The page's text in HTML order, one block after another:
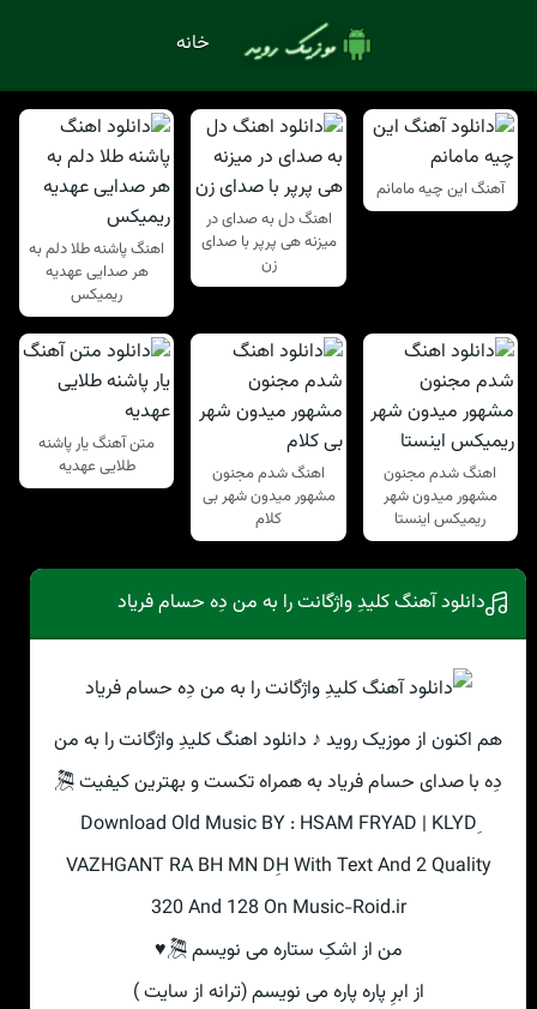
خانه
آهنگ این چیه مامانم
اهنگ دل به صدای در
میزنه هی پرپر با صدای
زن
اهنگ پاشنه طلا دلم به
هر صدایی عهدیه
ریمیکس
اهنگ شدم مجنون
مشهور میدون شهر
ریمیکس اینستا
اهنگ شدم مجنون
مشهور میدون شهر بی
کلام
متن آهنگ یار پاشنه
طلایی عهدیه
دانلود آهنگ کلیدِ واژگانت را به من دِه حسام فریاد
هم اکنون از موزیک روید ♪ دانلود اهنگ کلیدِ واژگانت را به من
دِه با صدای حسام فریاد به همراه تکست و بهترین کیفیت 🎘
Download Old Music BY : HSAM FRYAD | KLYDِ
VAZHGANT RA BH MN DِH With Text And 2 Quality
320 And 128 On Music-Roid.ir
من از اشکِ ستاره می نویسم 🎘♥
از ابرِ پاره پاره می نویسم (ترانه از سایت )